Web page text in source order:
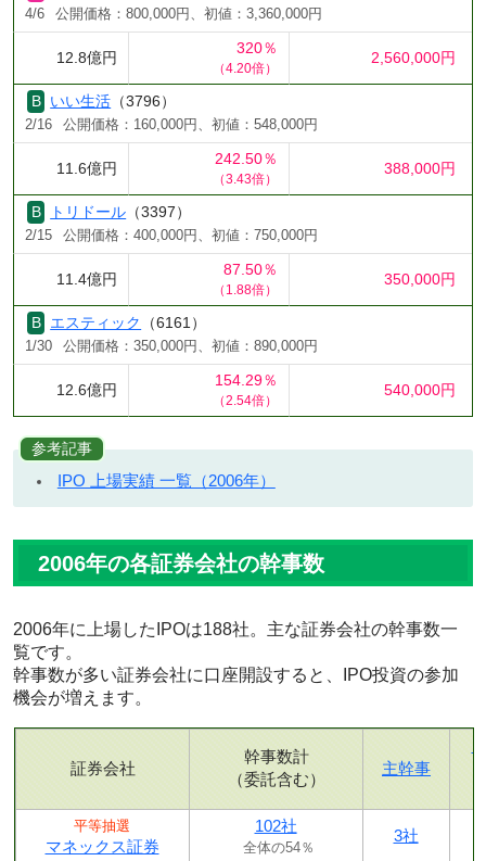
4/6 公開価格：800,000円、初値：3,360,000円
12.8億円
320％
（4.20倍）
2,560,000円
いい生活 （3796）
2/16 公開価格：160,000円、初値：548,000円
11.6億円
242.50％
（3.43倍）
388,000円
トリドール （3397）
2/15 公開価格：400,000円、初値：750,000円
11.4億円
87.50％
（1.88倍）
350,000円
エスティック （6161）
1/30 公開価格：350,000円、初値：890,000円
12.6億円
154.29％
（2.54倍）
540,000円
参考記事
IPO 上場実績 一覧（2006年）
2006年の各証券会社の幹事数
2006年に上場したIPOは188社。主な証券会社の幹事数一
覧です。
幹事数が多い証券会社に口座開設すると、IPO投資の参加
機会が増えます。
証券会社
幹事数計
（委託含む）
主幹事
平等抽選
マネックス証券
102社
全体の54％
3社